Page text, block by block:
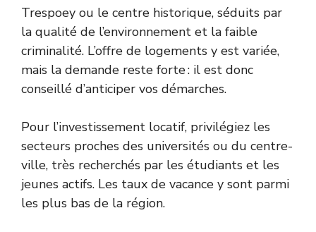
Trespoey ou le centre historique, séduits par
la qualité de l’environnement et la faible
criminalité. L’offre de logements y est variée,
mais la demande reste forte : il est donc
conseillé d’anticiper vos démarches.
Pour l’investissement locatif, privilégiez les
secteurs proches des universités ou du centre-
ville, très recherchés par les étudiants et les
jeunes actifs. Les taux de vacance y sont parmi
les plus bas de la région.